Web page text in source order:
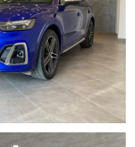
in cristallo
esterni in alluminio
delle portiere posteriori
del bagagliaio gestito
OLED digitali con